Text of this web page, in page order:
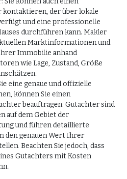
der über lokale
und eine professionelle
durchführen kann. Makler
Marktinformationen und
Immobilie anhand
wie Lage, Zustand, Größe
eine genaue und offizielle
können Sie einen
beauftragen. Gutachter sind
auf dem Gebiet der
und führen detaillierte
den genauen Wert Ihrer
Beachten Sie jedoch, dass
Gutachters mit Kosten